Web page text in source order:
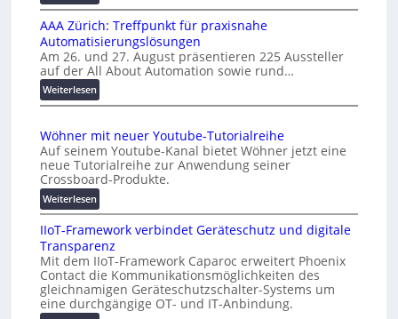
n
l
A
u
t
m
t
i
o
O
g
w
ä
c
K
M
U
i
d
e
K
o
s
t
e
n
f
a
l
l
e
AAA Zürich: Treffpunkt für praxisnahe
Automatisierungslösungen
Am 26. und 27. August präsentieren 225 Aussteller
auf der All About Automation sowie rund…
Weiterlesen:
A
A
Z
ü
r
i
c
h
:
T
r
e
f
Wöhner mit neuer Youtube-Tutorialreihe
Auf seinem Youtube-Kanal bietet Wöhner jetzt eine
neue Tutorialreihe zur Anwendung seiner
Crossboard-Produkte.
Weiterlesen:
W
ö
h
n
e
r
m
IIoT-Framework verbindet Geräteschutz und digitale
Transparenz
Mit dem IIoT-Framework Caparoc erweitert Phoenix
Contact die Kommunikationsmöglichkeiten des
gleichnamigen Geräteschutzschalter-Systems um
eine durchgängige OT- und IT-Anbindung.